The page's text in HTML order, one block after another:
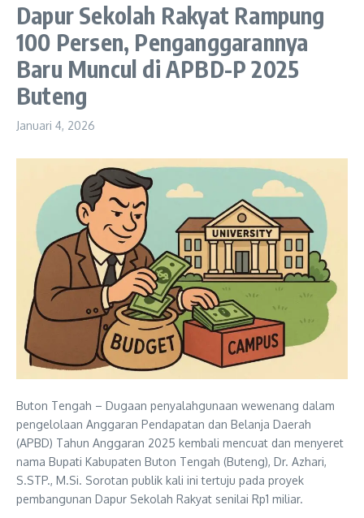
Dapur Sekolah Rakyat Rampung
100 Persen, Penganggarannya
Baru Muncul di APBD-P 2025
Buteng
Januari 4, 2026
Buton Tengah – Dugaan penyalahgunaan wewenang dalam
pengelolaan Anggaran Pendapatan dan Belanja Daerah
(APBD) Tahun Anggaran 2025 kembali mencuat dan menyeret
nama Bupati Kabupaten Buton Tengah (Buteng), Dr. Azhari,
S.STP., M.Si. Sorotan publik kali ini tertuju pada proyek
pembangunan Dapur Sekolah Rakyat senilai Rp1 miliar.